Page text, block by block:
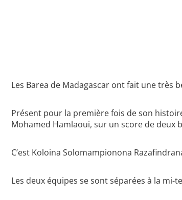
Les Barea de Madagascar ont fait une très
Présent pour la première fois de son
Mohamed Hamlaoui, sur un score de deux
C’est Koloina Solomampionona
Les deux équipes se sont séparées à la mi-